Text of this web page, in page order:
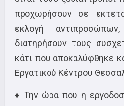
προχωρήσουν σε
εκλογή
διατηρήσουν τους
κάτι που αποκαλύφθηκε
Εργατικού Κέντρου
♦ Την ώρα που η